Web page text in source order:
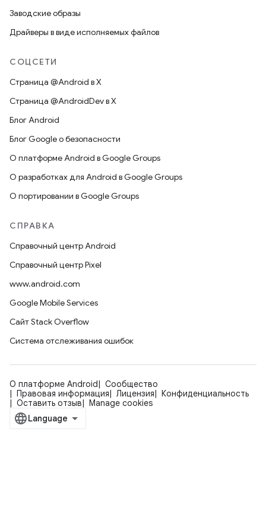
Заводские образы
Драйверы в виде исполняемых файлов
СОЦСЕТИ
Страница @Android в X
Страница @AndroidDev в X
Блог Android
Блог Google о безопасности
О платформе Android в Google Groups
О разработках для Android в Google Groups
О портировании в Google Groups
СПРАВКА
Справочный центр Android
Справочный центр Pixel
www.android.com
Google Mobile Services
Сайт Stack Overflow
Система отслеживания ошибок
О платформе Android
Сообщество
Правовая информация
Лицензия
Конфиденциальность
Оставить отзыв
Manage cookies